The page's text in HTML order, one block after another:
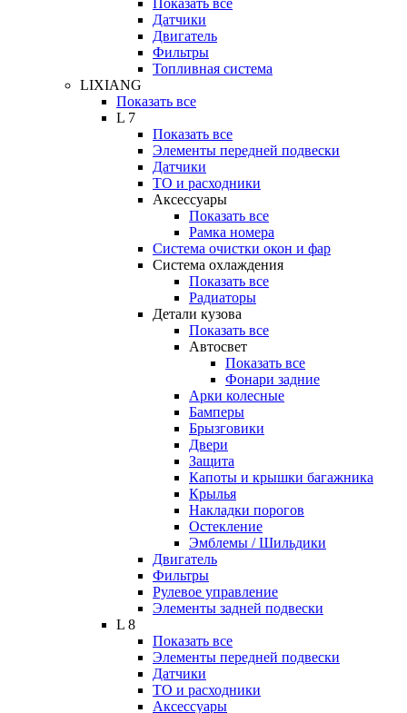
Датчики
Двигатель
Фильтры
Топливная система
LIXIANG
Показать все
L 7
Показать все
Элементы передней подвески
Датчики
ТО и расходники
Аксессуары
Показать все
Рамка номера
Система очистки окон и фар
Система охлаждения
Показать все
Радиаторы
Детали кузова
Показать все
Автосвет
Показать все
Фонари задние
Арки колесные
Бамперы
Брызговики
Двери
Защита
Капоты и крышки багажника
Крылья
Накладки порогов
Остекление
Эмблемы / Шильдики
Двигатель
Фильтры
Рулевое управление
Элементы задней подвески
L 8
Показать все
Элементы передней подвески
Датчики
ТО и расходники
Аксессуары